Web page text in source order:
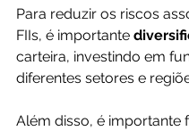
Para reduzir os riscos
FIIs, é importante
carteira, investindo em
diferentes setores e
Além disso, é importante